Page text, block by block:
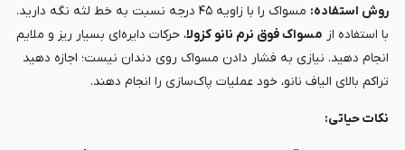
روش استفاده:
مسواک را با زاویه ۴۵ درجه نسبت به خط لثه نگه دارید.
با استفاده از مسواک فوق نرم نانو کزولا، حرکات دایره‌ای بسیار ریز و ملایم
انجام دهید. نیازی به فشار دادن مسواک روی دندان نیست؛ اجازه دهید
تراکم بالای الیاف نانو، خود عملیات پاک‌سازی را انجام دهند.
نکات حیاتی: